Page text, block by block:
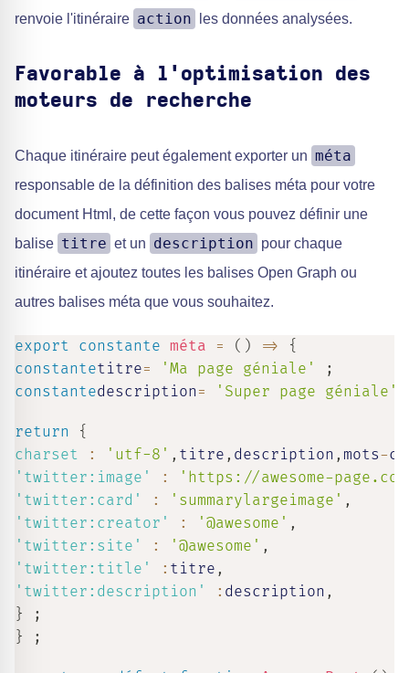
renvoie l'itinéraire action les données analysées.
Favorable à l'optimisation des
moteurs de recherche
Chaque itinéraire peut également exporter un méta
responsable de la définition des balises méta pour votre
document Html, de cette façon vous pouvez définir une
balise titre et un description pour chaque
itinéraire et ajoutez toutes les balises Open Graph ou
autres balises méta que vous souhaitez.
export constante méta = ( ) =>
{
constantetitre= 'Ma page géniale'
;
constantedescription = 'Super page géniale'
return
{
charset
: 'utf-8' , titre , description , mots-
'twitter:image'
:
'https://awesome-
'twitter:card'
: 'summarylargeimage' ,
'twitter:creator'
: '@awesome' ,
'twitter:site'
: '@awesome' ,
'twitter:title'
: titre ,
'twitter:description'
: description ,
}
;
}
;